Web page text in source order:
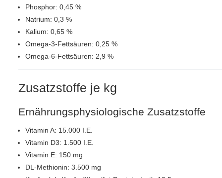
Phosphor: 0,45 %
Natrium: 0,3 %
Kalium: 0,65 %
Omega-3-Fettsäuren: 0,25 %
Omega-6-Fettsäuren: 2,9 %
Zusatzstoffe je kg
Ernährungsphysiologische Zusatzstoffe
Vitamin A: 15.000 I.E.
Vitamin D3: 1.500 I.E.
Vitamin E: 150 mg
DL-Methionin: 3.500 mg